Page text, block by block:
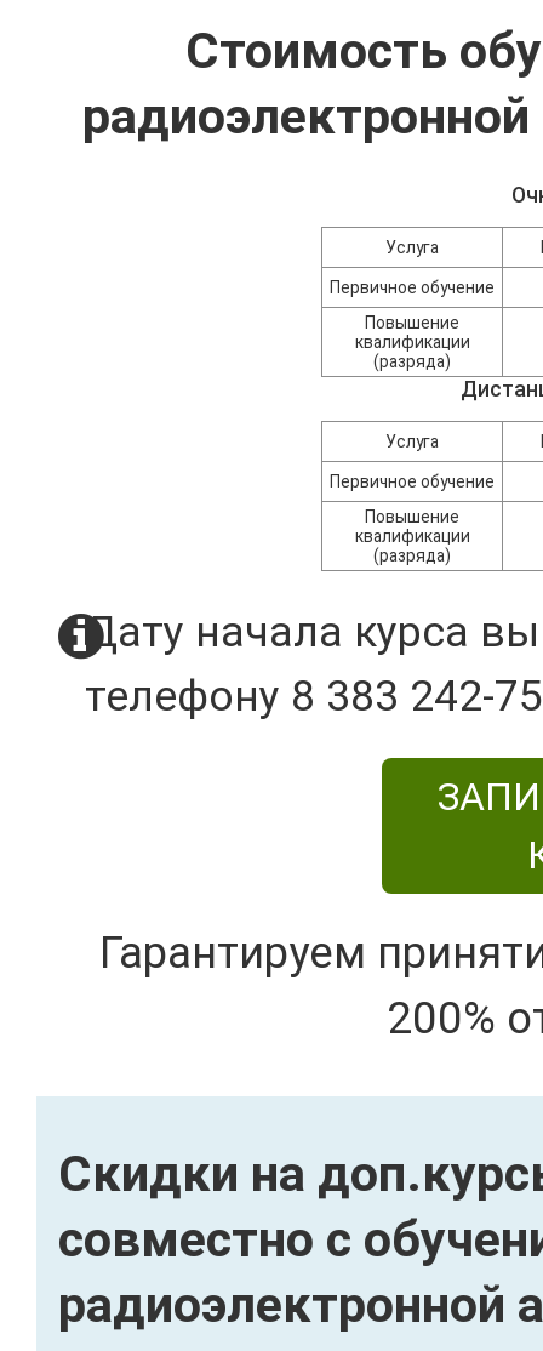
Стоимость
Услуга
Первичное обучение
Повышение
квалификации
(разряда)
Услуга
Первичное обучение
Повышение
квалификации
(разряда)
Дату начала курса
телефону 8 383 242-
Гарантируем
200%
Скидки на
совместно с
радиоэлектронной